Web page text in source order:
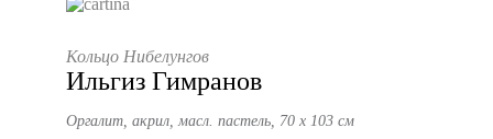
Кольцо Нибелунгов
Ильгиз Гимранов
Оргалит, акрил, масл. пастель, 70 х 103 см